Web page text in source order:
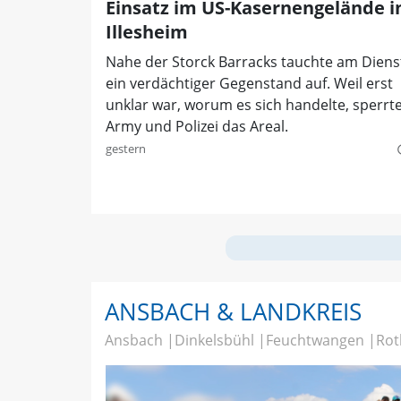
Einsatz im US-Kasernengelände
Illesheim
Nahe der Storck Barracks tauchte am
ein verdächtiger Gegenstand auf. Weil erst
unklar war, worum es sich handelte,
Army und Polizei das Areal.
gestern
ANSBACH & LANDKREIS
Ansbach Dinkelsbühl Feuchtwangen